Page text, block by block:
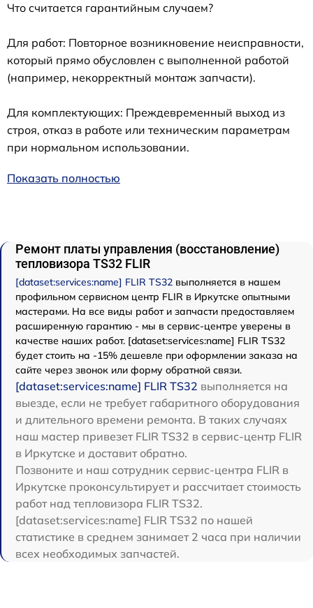
Что считается гарантийным случаем?
Для работ: Повторное возникновение неисправности,
который прямо обусловлен с выполненной работой
(например, некорректный монтаж запчасти).
Для комплектующих: Преждевременный выход из
строя, отказ в работе или техническим параметрам
при нормальном использовании.
Показать полностью
Ремонт платы управления (восстановление)
тепловизора TS32 FLIR
[dataset:services:name] FLIR TS32 выполняется в нашем
профильном сервисном центр FLIR в Иркутске опытными
мастерами. На все виды работ и запчасти предоставляем
расширенную гарантию - мы в сервис-центре уверены в
качестве наших работ. [dataset:services:name] FLIR TS32
будет стоить на -15% дешевле при оформлении заказа на
сайте через звонок или форму обратной связи.
[dataset:services:name] FLIR TS32 выполняется на
выезде, если не требует габаритного оборудования
и длительного времени ремонта. В таких случаях
наш мастер привезет FLIR TS32 в сервис-центр FLIR
в Иркутске и доставит обратно.
Позвоните и наш сотрудник сервис-центра FLIR в
Иркутске проконсультирует и рассчитает стоимость
работ над тепловизора FLIR TS32.
[dataset:services:name] FLIR TS32 по нашей
статистике в среднем занимает 2 часа при наличии
всех необходимых запчастей.